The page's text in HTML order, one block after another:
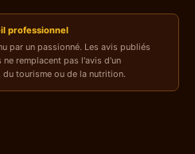
professionnel
par un passionné. Les avis publiés
remplacent pas l'avis d'un
tourisme ou de la nutrition.